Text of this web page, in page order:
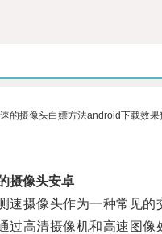
摄像头安卓
摄像头作为一种常见的
高清摄像机和高速图像处